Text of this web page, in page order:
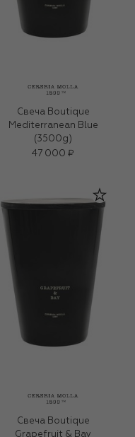
Свеча Boutique
Mediterranean Blue
(3500g)
47 000 ₽
Свеча Boutique
Grapefruit & Bay